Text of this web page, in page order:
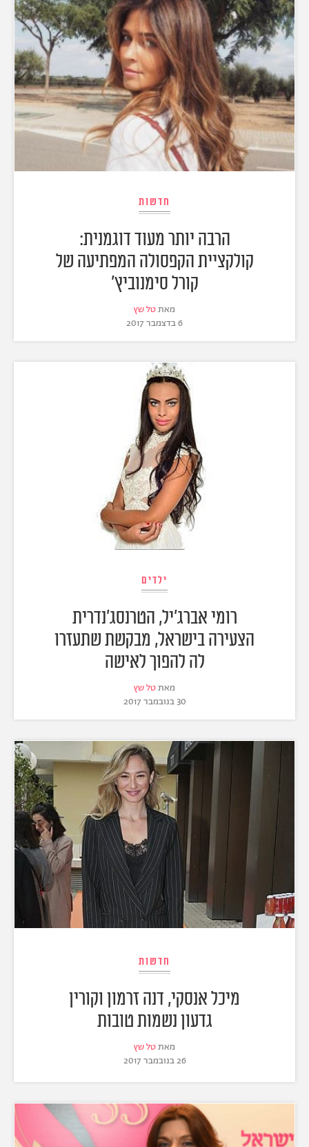
חדשות
הרבה יותר מעוד דוגמנית:
קולקציית הקפסולה המפתיעה של
קורל סימנוביץ'
מאתטל שץ
6 בדצמבר 2017
ילדים
רומי אברג'יל, הטרנסג'נדרית
הצעירה בישראל, מבקשת שתעזרו
לה להפוך לאישה
מאתטל שץ
30 בנובמבר 2017
חדשות
מיכל אנסקי, דנה זרמון וקורין
גדעון נשמות טובות
מאתטל שץ
26 בנובמבר 2017